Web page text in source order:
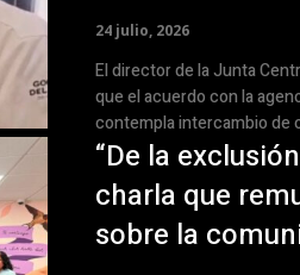
24 julio, 2026
El director de la Junta
que el acuerdo con la
contempla intercambio de
“De la
charla que
sobre la